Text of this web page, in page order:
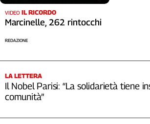
VIDEO IL RICORDO
Marcinelle, 262 rintocchi
REDAZIONE
LA LETTERA
Il Nobel Parisi: “La solidarietà tiene
comunità”